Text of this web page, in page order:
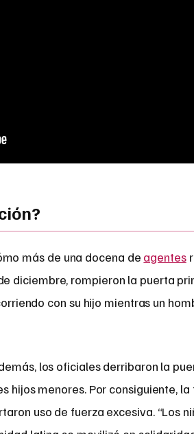
más de una docena de agentes
diciembre, rompieron la puerta
con su hijo mientras un
los oficiales derribaron la
hijos menores. Por consiguiente,
uso de fuerza excesiva. “Los